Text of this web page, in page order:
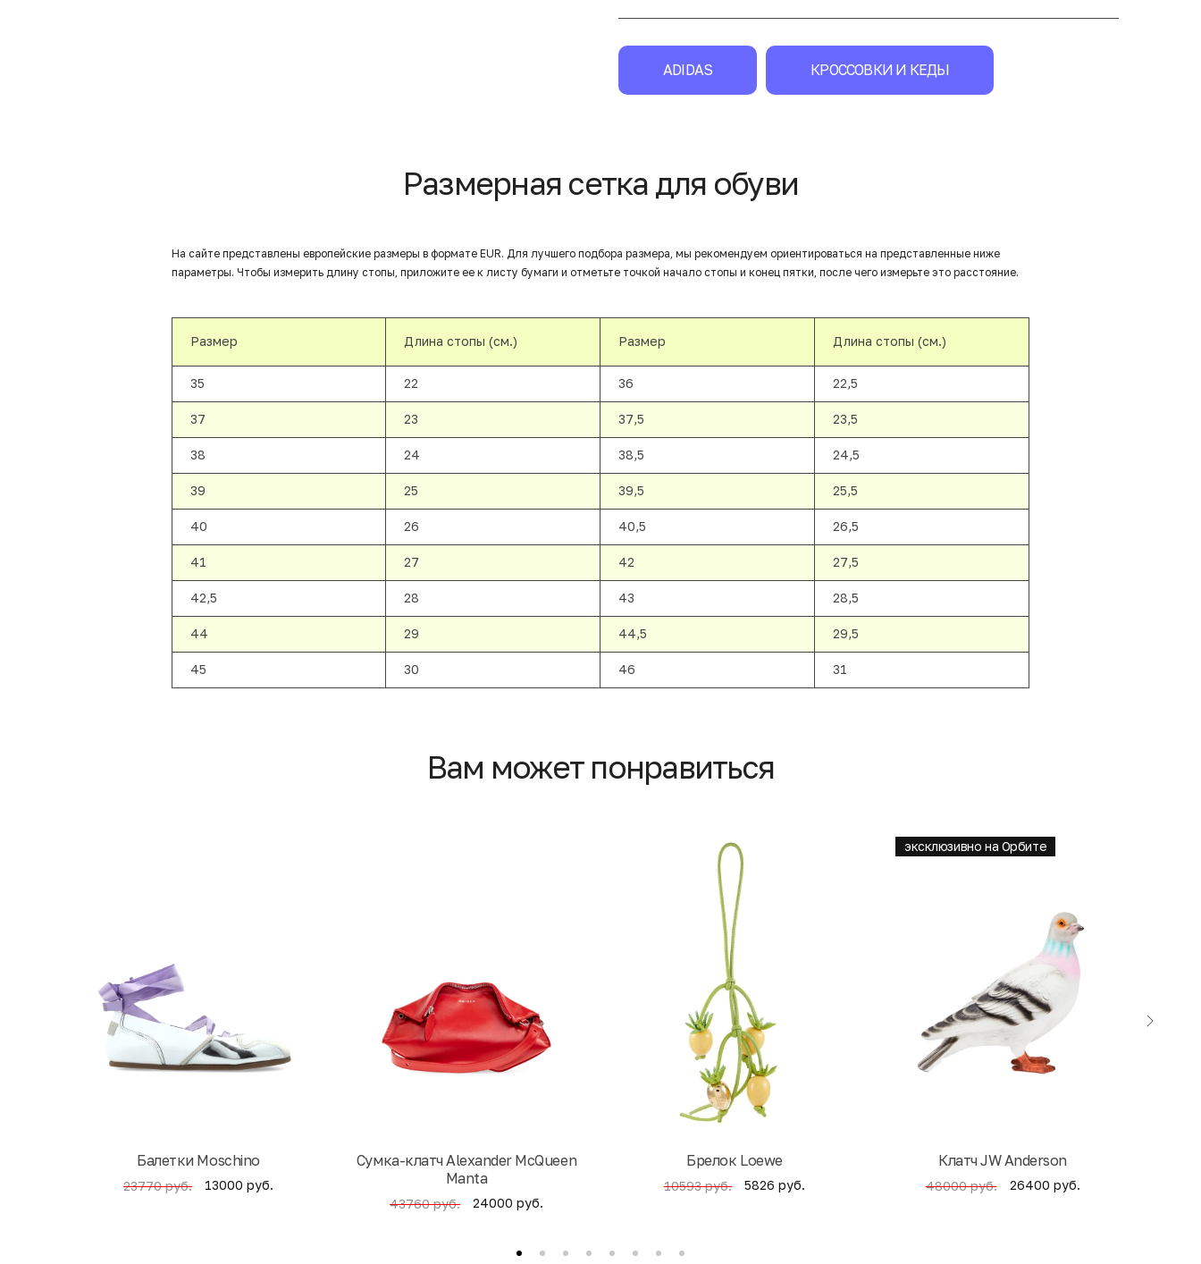
ADIDAS КРОССОВКИ И КЕДЫ
Размерная сетка для обуви
На сайте представлены европейские размеры в формате EUR. Для лучшего подбора размера, мы рекомендуем ориентироваться на представленные ниже
параметры. Чтобы измерить длину стопы, приложите ее к листу бумаги и отметьте точкой начало стопы и конец пятки, после чего измерьте это расстояние.
Размер Длина стопы (см.) Размер Длина стопы (см.)
35 22 36 22,5
37 23 37,5 23,5
38 24 38,5 24,5
39 25 39,5 25,5
40 26 40,5 26,5
41 27 42 27,5
42,5 28 43 28,5
44 29 44,5 29,5
45 30 46 31
Вам может понравиться
Балетки Moschino
23770 руб. 13000 руб.
Cумка-клатч Alexander McQueen
Manta
43760 руб. 24000 руб.
Брелок Loewe
10593 руб. 5826 руб.
эксклюзивно на Орбите
Клатч JW Anderson
48000 руб. 26400 руб.